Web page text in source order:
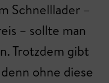
Schnelllader –
– sollte man
Trotzdem gibt
ohne diese